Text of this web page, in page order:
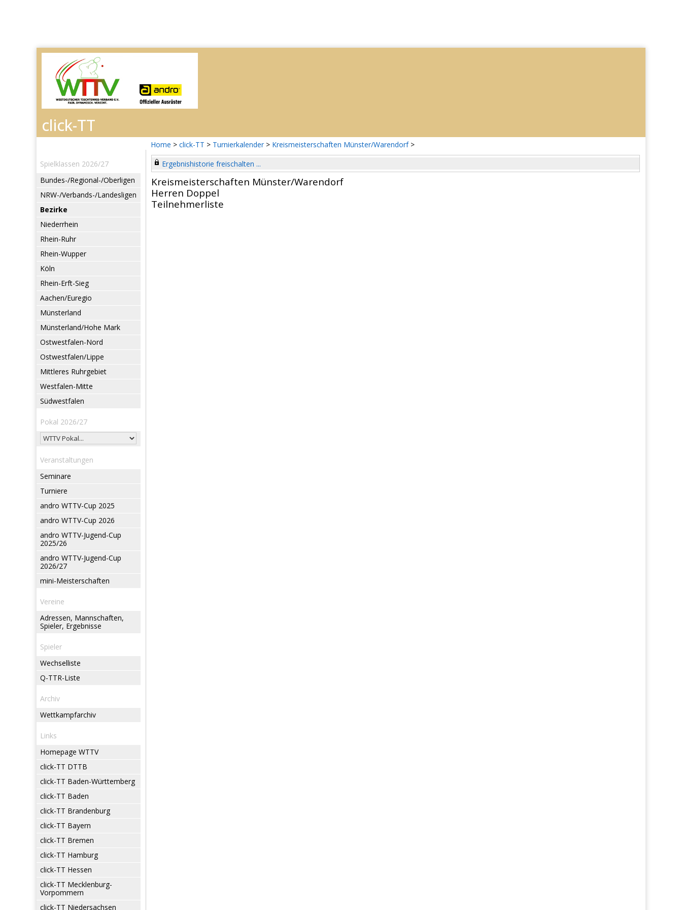
Home > click-TT > Turnierkalender > Kreismeisterschaften Münster/Warendorf>
Spielklassen 2026/27
Bundes-/Regional-/Oberligen
NRW-/Verbands-/Landesligen
Bezirke
Niederrhein
Rhein-Ruhr
Rhein-Wupper
Köln
Rhein-Erft-Sieg
Aachen/Euregio
Münsterland
Münsterland/Hohe Mark
Ostwestfalen-Nord
Ostwestfalen/Lippe
Mittleres Ruhrgebiet
Westfalen-Mitte
Südwestfalen
Pokal 2026/27
Veranstaltungen
Seminare
Turniere
andro WTTV-Cup 2025
andro WTTV-Cup 2026
andro WTTV-Jugend-Cup
2025/26
andro WTTV-Jugend-Cup
2026/27
mini-Meisterschaften
Vereine
Adressen, Mannschaften,
Spieler, Ergebnisse
Spieler
Wechselliste
Q-TTR-Liste
Archiv
Wettkampfarchiv
Links
Homepage WTTV
click-TT DTTB
click-TT Baden-Württemberg
click-TT Baden
click-TT Brandenburg
click-TT Bayern
click-TT Bremen
click-TT Hamburg
click-TT Hessen
click-TT Mecklenburg-
Vorpommern
click-TT Niedersachsen
Ergebnishistorie freischalten ...
Kreismeisterschaften Münster/Warendorf
Herren Doppel
Teilnehmerliste